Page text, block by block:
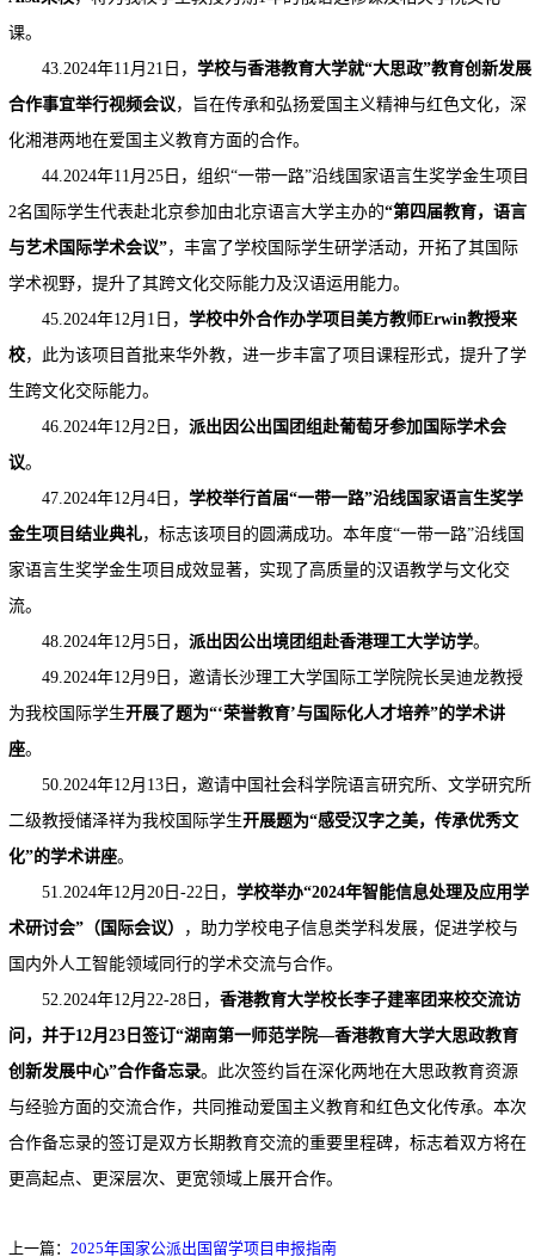
课。
43.2024年11月21日， 学校与香港教育大学就“大思政”教育创新发展
合作事宜举行视频会议 ，旨在传承和弘扬爱国主义精神与红色文化，深
化湘港两地在爱国主义教育方面的合作。
44.2024年11月25日，组织“一带一路”沿线国家语言生奖学金生项目
2名国际学生代表赴北京参加由北京语言大学主办的“第四届教育，语言
与艺术国际学术会议”，丰富了学校国际学生研学活动，开拓了其国际
学术视野，提升了其跨文化交际能力及汉语运用能力。
45.2024年12月1日， 学校中外合作办学项目美方教师Erwin教授来
校，此为该项目首批来华外教，进一步丰富了项目课程形式，提升了学
生跨文化交际能力。
46.2024年12月2日， 派出因公出国团组赴葡萄牙参加国际学术会
议。
47.2024年12月4日， 学校举行首届“一带一路”沿线国家语言生奖学
金生项目结业典礼，标志该项目的圆满成功。本年度“一带一路”沿线国
家语言生奖学金生项目成效显著，实现了高质量的汉语教学与文化交
流。
48.2024年12月5日， 派出因公出境团组赴香港理工大学访学。
49.2024年12月9日，邀请长沙理工大学国际工学院院长吴迪龙教授
为我校国际学生开展了题为“‘荣誉教育’与国际化人才培养”的学术讲
座。
50.2024年12月13日，邀请中国社会科学院语言研究所、文学研究所
二级教授储泽祥为我校国际学生开展题为“感受汉字之美，传承优秀文
化”的学术讲座。
51.2024年12月20日-22日， 学校举办“2024年智能信息处理及应用学
术研讨会”（国际会议）
，助力学校电子信息类学科发展，促进学校与
国内外人工智能领域同行的学术交流与合作。
52.2024年12月22-28日， 香港教育大学校长李子建率团来校交流访
问，并于12月23日签订“湖南第一师范学院—香港教育大学大思政教育
创新发展中心”合作备忘录。此次签约旨在深化两地在大思政教育资源
与经验方面的交流合作，共同推动爱国主义教育和红色文化传承。本次
合作备忘录的签订是双方长期教育交流的重要里程碑，标志着双方将在
更高起点、更深层次、更宽领域上展开合作。
上一篇： 2025年国家公派出国留学项目申报指南